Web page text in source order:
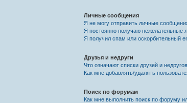
Личные сообщения
Я не могу отправить личные
Я постоянно получаю нежелательные
Я получил спам или оскорбительный
Друзья и недруги
Что означают списки друзей и
Как мне добавлять/удалять
Поиск по форумам
Как мне выполнить поиск по форуму